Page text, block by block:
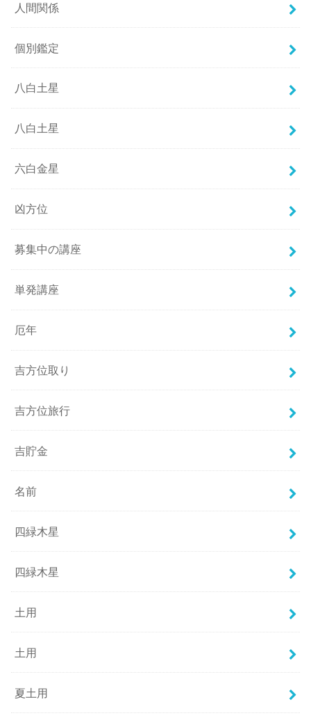
人間関係
個別鑑定
八白土星
八白土星
六白金星
凶方位
募集中の講座
単発講座
厄年
吉方位取り
吉方位旅行
吉貯金
名前
四緑木星
四緑木星
土用
土用
夏土用